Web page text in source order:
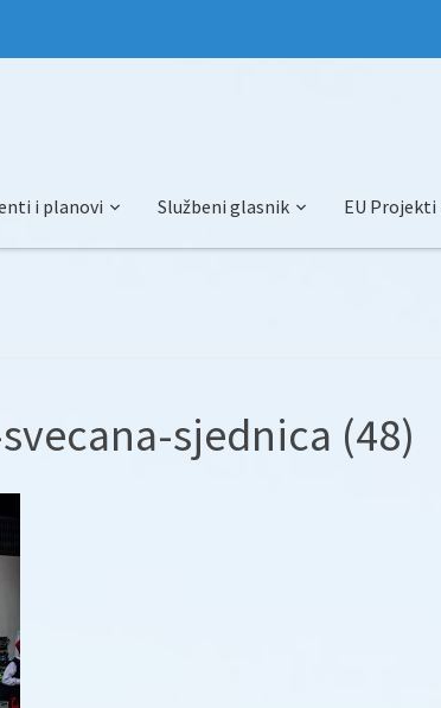
i planovi Službeni glasnik EU Projekti
sjednica (48)